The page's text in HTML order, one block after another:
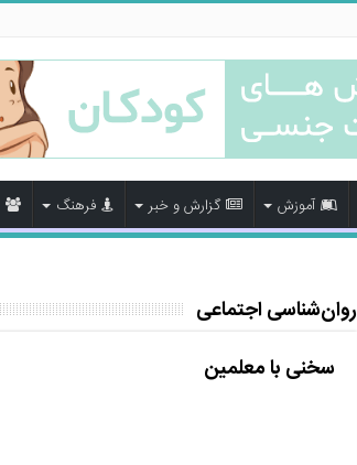
آموزش گزارش و خبر فرهنگ
روان‌شناسی اجتماعی
سخنی با معلمین